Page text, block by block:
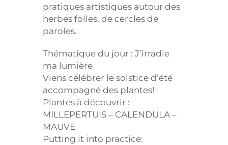
pratiques artistiques autour des
herbes folles, de cercles de
paroles.
Thématique du jour : J’irradie
ma lumière
Viens célébrer le solstice d’été
accompagné des plantes!
Plantes à découvrir :
MILLEPERTUIS – CALENDULA –
MAUVE
Putting it into practice: